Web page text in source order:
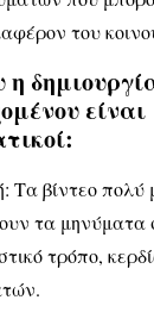
του
η
είναι
: Τα βίντεο πολύ
τα μηνύματα
τρόπο,